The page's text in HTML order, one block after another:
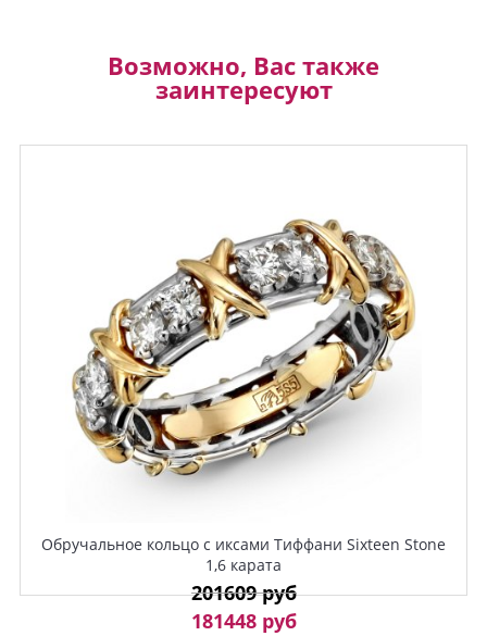
Возможно, Вас также
заинтересуют
Обручальное кольцо с иксами Тиффани Sixteen Stone
1,6 карата
201609 руб
181448 руб